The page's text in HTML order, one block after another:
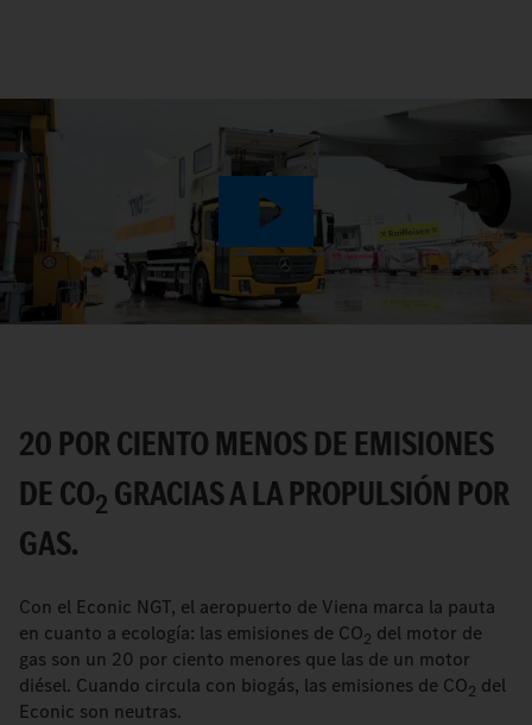
Play
Video
20 POR CIENTO MENOS DE EMISIONES
DE CO2 GRACIAS A LA PROPULSIÓN POR
GAS.
Con el Econic NGT, el aeropuerto de Viena marca la pauta
en cuanto a ecología: las emisiones de CO2 del motor de
gas son un 20 por ciento menores que las de un motor
diésel. Cuando circula con biogás, las emisiones de CO2 del
Econic son neutras.